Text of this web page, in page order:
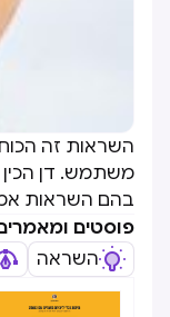
השראות זה
בהם השראות
פוסטים
השראה